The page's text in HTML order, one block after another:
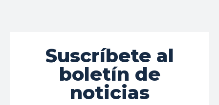
Suscríbete al
boletín de
noticias